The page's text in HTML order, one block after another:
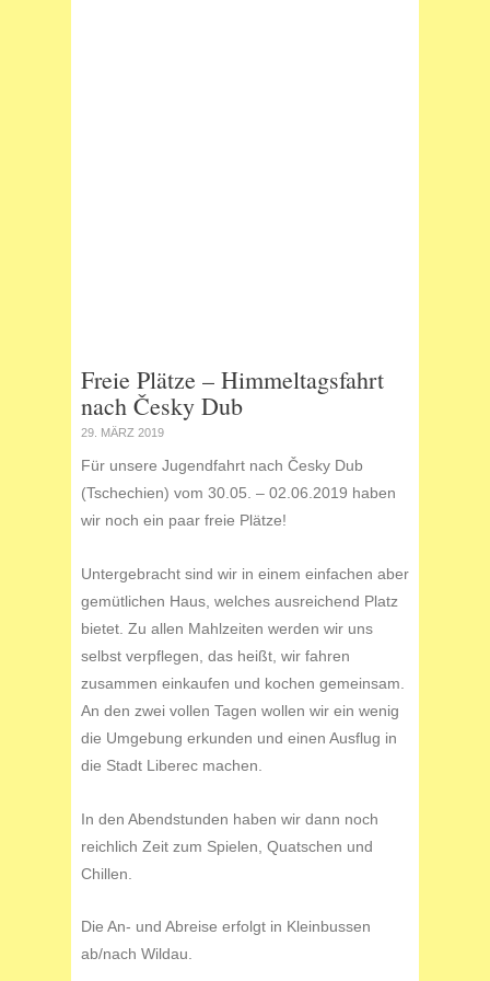
Freie Plätze – Himmeltagsfahrt
nach Česky Dub
29. MÄRZ 2019
Für unsere Jugendfahrt nach Česky Dub
(Tschechien) vom 30.05. – 02.06.2019 haben
wir noch ein paar freie Plätze!
Untergebracht sind wir in einem einfachen aber
gemütlichen Haus, welches ausreichend Platz
bietet. Zu allen Mahlzeiten werden wir uns
selbst verpflegen, das heißt, wir fahren
zusammen einkaufen und kochen gemeinsam.
An den zwei vollen Tagen wollen wir ein wenig
die Umgebung erkunden und einen Ausflug in
die Stadt Liberec machen.
In den Abendstunden haben wir dann noch
reichlich Zeit zum Spielen, Quatschen und
Chillen.
Die An- und Abreise erfolgt in Kleinbussen
ab/nach Wildau.